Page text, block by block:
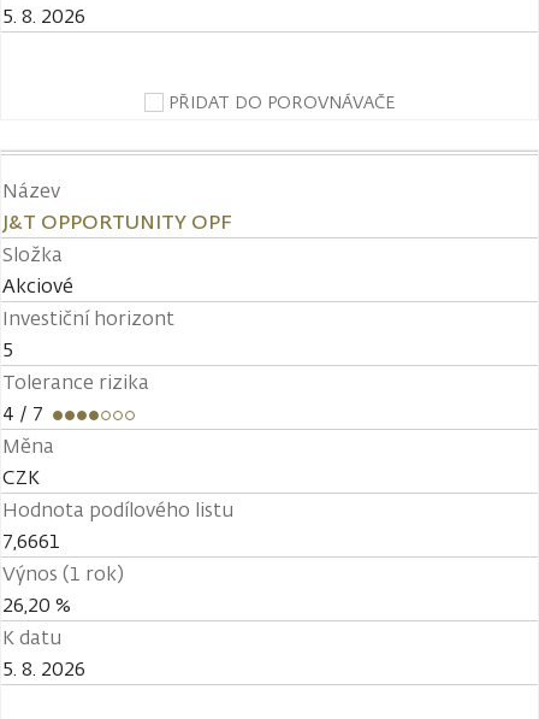
5. 8. 2026
PŘIDAT DO POROVNÁVAČE
Název
J&T OPPORTUNITY OPF
Složka
Akciové
Investiční horizont
5
Tolerance rizika
4 / 7
Měna
CZK
Hodnota podílového listu
7,6661
Výnos (1 rok)
26,20 %
K datu
5. 8. 2026